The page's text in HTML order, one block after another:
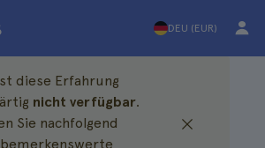
DEU (EUR)
diese Erfahrung
nicht verfügbar.
Sie nachfolgend